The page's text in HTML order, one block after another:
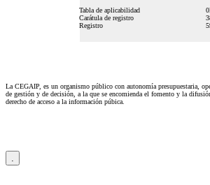
Tabla de aplicabilidad
Carátula de registro
Registro
La CEGAIP, es un organismo público con autonomía presupuestaria,
de gestión y de decisión, a la que se encomienda el fomento y la
derecho de acceso a la información púbica.